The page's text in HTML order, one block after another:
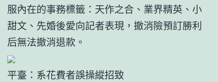
服內在的事務標籤：天作之合、業界精英、小
甜文、先婚後愛向記者表現，撤消險預訂勝利
后無法撤消退款。
平臺：系花費者誤操縱招致